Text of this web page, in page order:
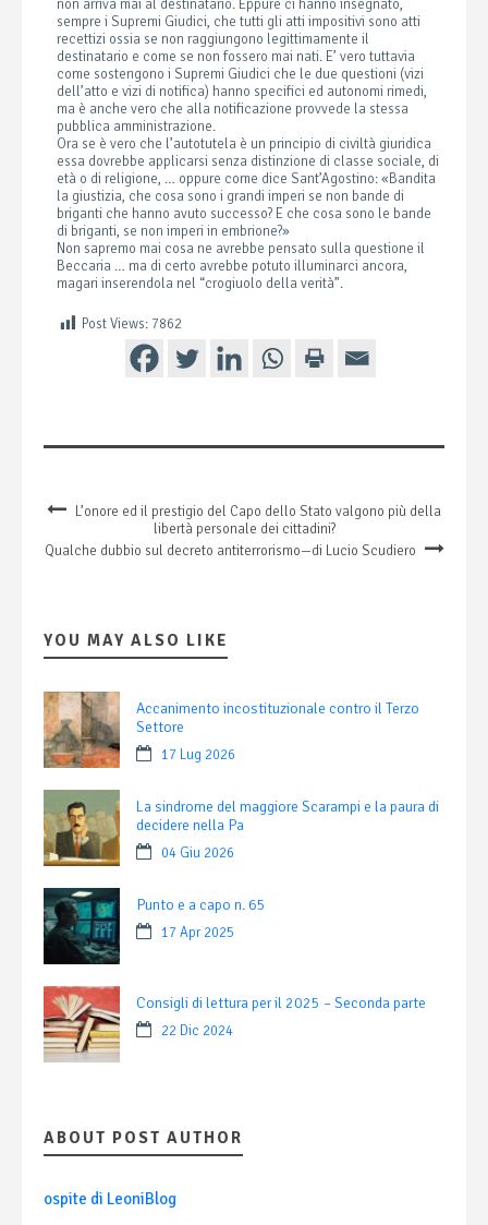
non arriva mai al destinatario. Eppure ci hanno insegnato,
sempre i Supremi Giudici, che tutti gli atti impositivi sono atti
recettizi ossia se non raggiungono legittimamente il
destinatario e come se non fossero mai nati. E’ vero tuttavia
come sostengono i Supremi Giudici che le due questioni (vizi
dell’atto e vizi di notifica) hanno specifici ed autonomi rimedi,
ma è anche vero che alla notificazione provvede la stessa
pubblica amministrazione.
Ora se è vero che l’autotutela è un principio di civiltà giuridica
essa dovrebbe applicarsi senza distinzione di classe sociale, di
età o di religione, … oppure come dice Sant’Agostino: «Bandita
la giustizia, che cosa sono i grandi imperi se non bande di
briganti che hanno avuto successo? E che cosa sono le bande
di briganti, se non imperi in embrione?»
Non sapremo mai cosa ne avrebbe pensato sulla questione il
Beccaria … ma di certo avrebbe potuto illuminarci ancora,
magari inserendola nel “crogiuolo della verità”.
Post Views: 7862
L’onore ed il prestigio del Capo dello Stato valgono più della
libertà personale dei cittadini?
Qualche dubbio sul decreto antiterrorismo—di Lucio Scudiero
YOU MAY ALSO LIKE
Accanimento incostituzionale contro il Terzo
Settore
17 Lug 2026
La sindrome del maggiore Scarampi e la paura di
decidere nella Pa
04 Giu 2026
Punto e a capo n. 65
17 Apr 2025
Consigli di lettura per il 2025 – Seconda parte
22 Dic 2024
ABOUT POST AUTHOR
ospite di LeoniBlog